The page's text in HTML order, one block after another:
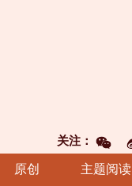
关注：
原创 主题阅读